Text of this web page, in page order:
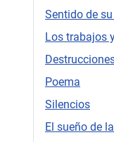
Sentido de
Los trabajos
Poema
Silencios
El sueño de